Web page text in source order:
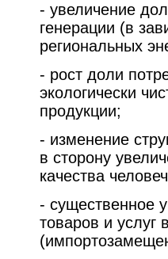
- увеличение
генерации (в
региональных
- рост доли
экологически
продукции;
- изменение
в сторону
качества
- существенное
товаров и услуг